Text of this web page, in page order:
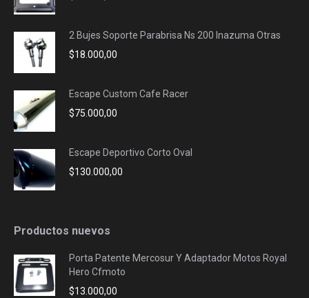
2 Bujes Soporte Parabrisa Ns 200 Inazuma Otras
$18.000,00
Escape Custom Cafe Racer
$75.000,00
Escape Deportivo Corto Oval
$130.000,00
Productos nuevos
Porta Patente Mercosur Y Adaptador Motos Royal
Hero Cfmoto
$13.000,00